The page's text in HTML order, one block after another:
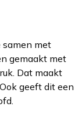
met
gemaakt met
Dat maakt
geeft dit een